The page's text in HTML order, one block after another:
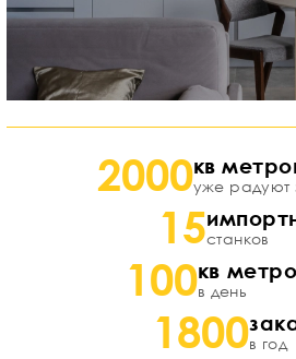
1800в год
100кв
в день
15станков
2000кв
уже радуют